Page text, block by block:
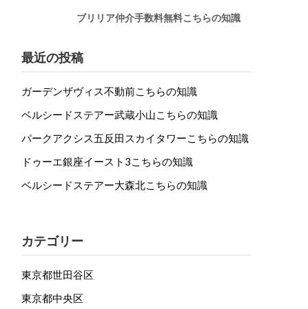
ブリリア仲介手数料無料こちらの知識
最近の投稿
ガーデンザヴィス不動前こちらの知識
ベルシードステアー武蔵小山こちらの知識
パークアクシス五反田スカイタワーこちらの知識
ドゥーエ銀座イースト3こちらの知識
ベルシードステアー大森北こちらの知識
カテゴリー
東京都世田谷区
東京都中央区